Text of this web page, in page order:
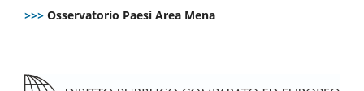
>>> Osservatorio Paesi Area Mena